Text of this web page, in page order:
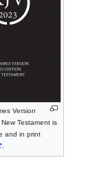
Version
Testament is
and in print
.